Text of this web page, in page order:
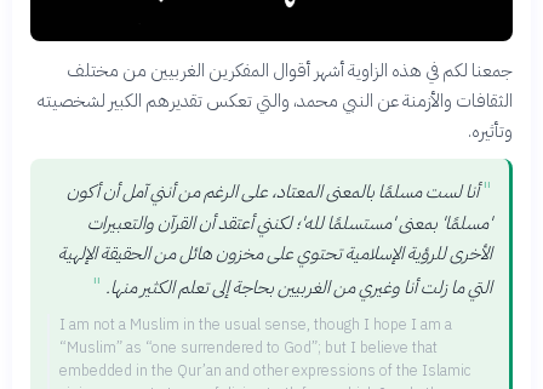
جمعنا لكم في هذه الزاوية أشهر أقوال المفكرين الغربيين من مختلف
الثقافات والأزمنة عن النبي محمد، والتي تعكس تقديرهم الكبير لشخصيته
وتأثيره.
" أنا لست مسلمًا بالمعنى المعتاد، على الرغم من أنني آمل أن أكون
'مسلمًا' بمعنى 'مستسلمًا لله'؛ لكنني أعتقد أن القرآن والتعبيرات
الأخرى للرؤية الإسلامية تحتوي على مخزون هائل من الحقيقة الإلهية
التي ما زلت أنا وغيري من الغربيين بحاجة إلى تعلم الكثير منها. "
I am not a Muslim in the usual sense, though I hope I am a
“Muslim” as “one surrendered to God”; but I believe that
embedded in the Qur’an and other expressions of the Islamic